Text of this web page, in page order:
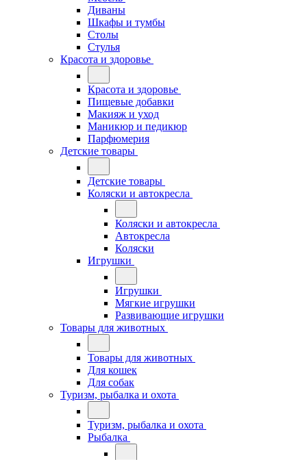
Диваны
Шкафы и тумбы
Столы
Стулья
Красота и здоровье
Красота и здоровье
Пищевые добавки
Макияж и уход
Маникюр и педикюр
Парфюмерия
Детские товары
Детские товары
Коляски и автокресла
Коляски и автокресла
Автокресла
Коляски
Игрушки
Игрушки
Мягкие игрушки
Развивающие игрушки
Товары для животных
Товары для животных
Для кошек
Для собак
Туризм, рыбалка и охота
Туризм, рыбалка и охота
Рыбалка